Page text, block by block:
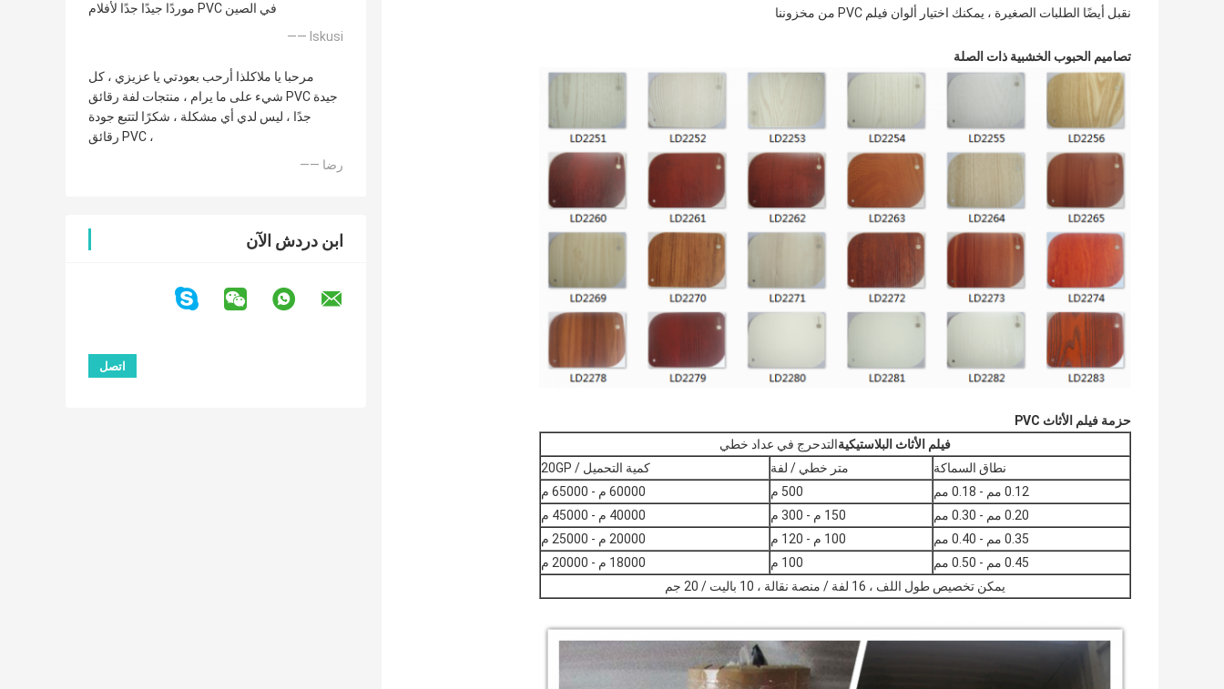
موردًا جيدًا جدًا لأفلام PVC في الصين
—— Iskusi
مرحبا يا ملاكلذا أرحب بعودتي يا عزيزي ، كل
شيء على ما يرام ، منتجات لفة رقائق PVC جيدة
جدًا ، ليس لدي أي مشكلة ، شكرًا لتتبع جودة
رقائق PVC ،
—— رضا
ابن دردش الآن
نقبل أيضًا الطلبات الصغيرة ، يمكنك اختيار ألوان فيلم PVC من مخزوننا
تصاميم الحبوب الخشبية ذات الصلة
حزمة فيلم الأثاث PVC
فيلم الأثاث البلاستيكيةالتدحرج في عداد خطي
نطاق السماكة
متر خطي / لفة
كمية التحميل / 20GP
0.12 مم - 0.18 مم
500 م
60000 م - 65000 م
0.20 مم - 0.30 مم
150 م - 300 م
40000 م - 45000 م
0.35 مم - 0.40 مم
100 م - 120 م
20000 م - 25000 م
0.45 مم - 0.50 مم
100 م
18000 م - 20000 م
يمكن تخصيص طول اللف ، 16 لفة / منصة نقالة ، 10 باليت / 20 جم